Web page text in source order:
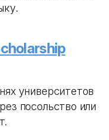
университетов
посольство или